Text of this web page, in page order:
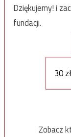
Dziękujemy! i
fundacji.
30 zł
Zobacz